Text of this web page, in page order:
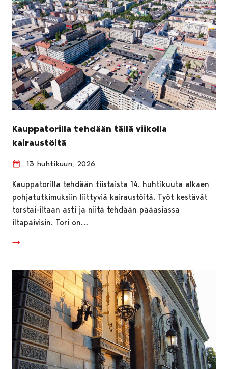
Kauppatorilla tehdään tällä viikolla
kairaustöitä
13 huhtikuun, 2026
Kauppatorilla tehdään tiistaista 14. huhtikuuta alkaen
pohjatutkimuksiin liittyviä kairaustöitä. Työt kestävät
torstai-iltaan asti ja niitä tehdään pääasiassa
iltapäivisin. Tori on…